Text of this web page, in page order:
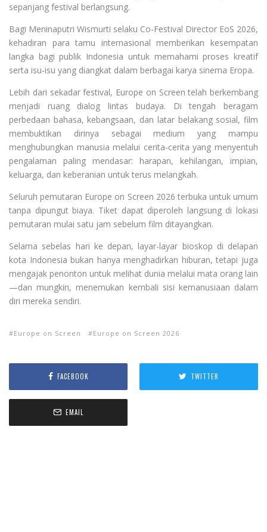
sepanjang festival berlangsung.
Bagi Meninaputri Wismurti selaku Co-Festival Director EoS 2026,
kehadiran para tamu internasional memberikan kesempatan
langka bagi publik Indonesia untuk memahami proses kreatif
serta isu-isu yang diangkat dalam berbagai karya sinema Eropa.
Lebih dari sekadar festival, Europe on Screen telah berkembang
menjadi ruang dialog lintas budaya. Di tengah beragam
perbedaan bahasa, kebangsaan, dan latar belakang sosial, film
membuktikan dirinya sebagai medium yang mampu
menghubungkan manusia melalui cerita-cerita yang menyentuh
pengalaman paling mendasar: harapan, kehilangan, impian,
keluarga, dan keberanian untuk terus melangkah.
Seluruh pemutaran Europe on Screen 2026 terbuka untuk umum
tanpa dipungut biaya. Tiket dapat diperoleh langsung di lokasi
pemutaran mulai satu jam sebelum film ditayangkan.
Selama sebelas hari ke depan, layar-layar bioskop di delapan
kota Indonesia bukan hanya menghadirkan hiburan, tetapi juga
mengajak penonton untuk melihat dunia melalui mata orang lain
—dan mungkin, menemukan kembali sisi kemanusiaan dalam
diri mereka sendiri.
Europe on Screen Europe on Screen 2026
FACEBOOK TWITTER
EMAIL